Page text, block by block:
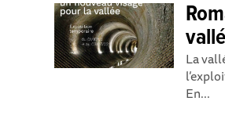
La
En...